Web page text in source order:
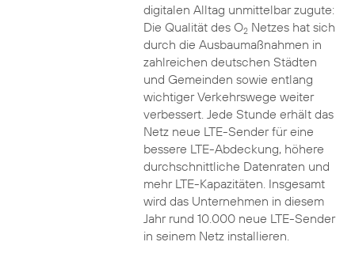
digitalen Alltag unmittelbar zugute:
Die Qualität des O2Netzes hat sich
durch die Ausbaumaßnahmen in
zahlreichen deutschen Städten
und Gemeinden sowie entlang
wichtiger Verkehrswege weiter
verbessert. Jede Stunde erhält das
Netz neue LTE-Sender für eine
bessere LTE-Abdeckung, höhere
durchschnittliche Datenraten und
mehr LTE-Kapazitäten. Insgesamt
wird das Unternehmen in diesem
Jahr rund 10.000 neue LTE-Sender
in seinem Netz installieren.